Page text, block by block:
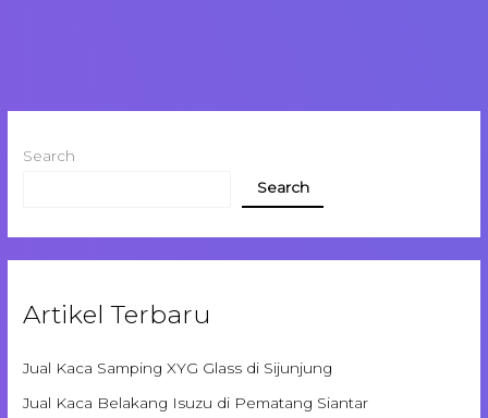
Search
Search
Artikel Terbaru
Jual Kaca Samping XYG Glass di Sijunjung
Jual Kaca Belakang Isuzu di Pematang Siantar